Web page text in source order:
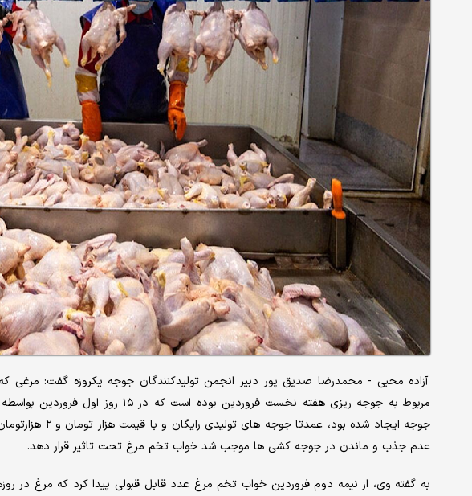
مربوط به جوجه ریزی هفته نخست فروردین
جوجه ایجاد شده
عدم جذب و ماندن در جوجه کشی ها موجب شد خواب تخم مرغ تحت تاثیر قرار دهد.
به گفته وی، از نیمه دوم فروردین خواب تخم مرغ عدد قابل قبولی پیدا کرد که مرغ در